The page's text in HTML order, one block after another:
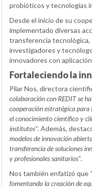
probióticos y tecnologías
Desde el inicio de su
implementado diversas
transferencia
investigadores y
innovadores con
Fortaleciendo la
Pilar Nos, directora
colaboración con REDIT se
cooperación estratégica para
el conocimiento científico y
institutos”. Además,
modelos de innovación
transferencia de soluciones
y profesionales sanitarios”.
Nos también enfatizó que
fomentando la creación de